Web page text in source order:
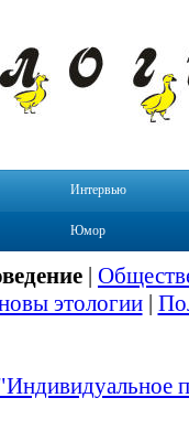
Интервью
Юмор
|
этологии|